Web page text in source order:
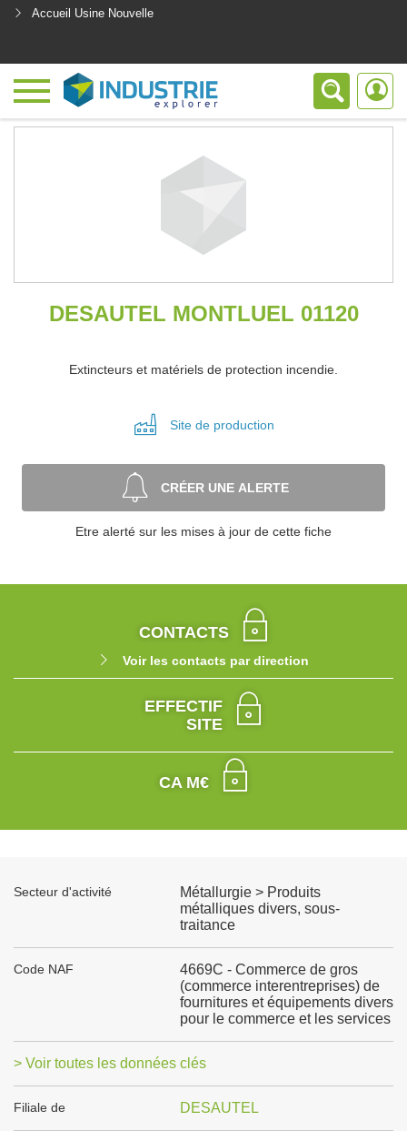
Accueil Usine Nouvelle
DESAUTEL MONTLUEL 01120
Extincteurs et matériels de protection incendie.
Site de production
CRÉER UNE ALERTE
Etre alerté sur les mises à jour de cette fiche
CONTACTS
Voir les contacts par direction
EFFECTIF
SITE
CA M€
Secteur d'activité
Métallurgie > Produits
métalliques divers, sous-
traitance
Code NAF
4669C - Commerce de gros
(commerce interentreprises) de
fournitures et équipements divers
pour le commerce et les services
> Voir toutes les données clés
Filiale de DESAUTEL